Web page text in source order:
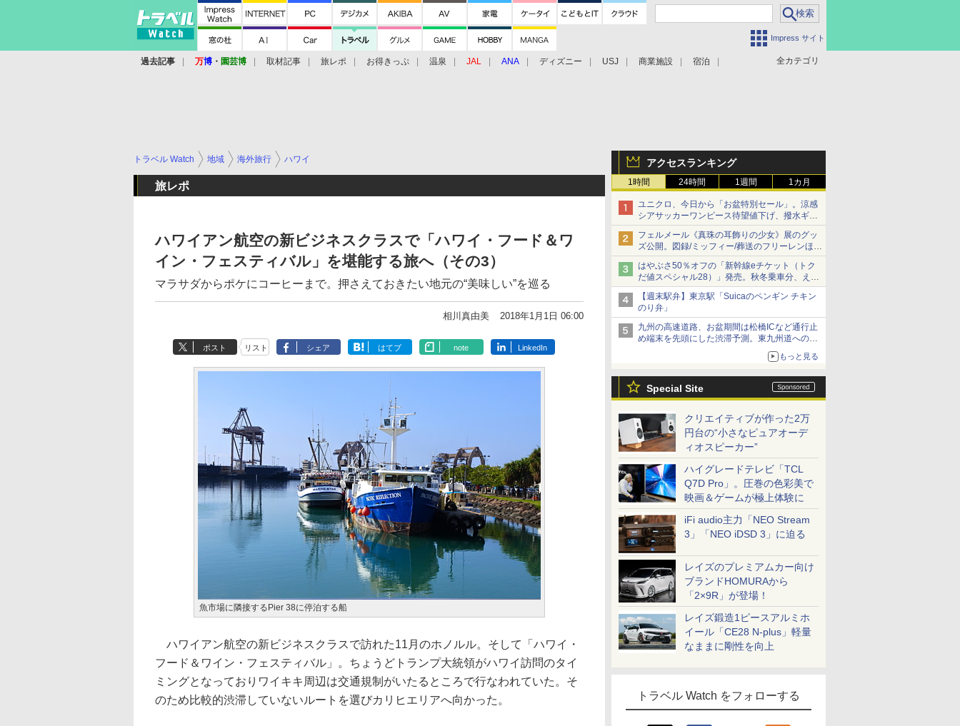
Impress サイト
全カテゴリ
過去記事 万博 ・ 園芸博 取材記事 旅レポ お得きっぷ 温泉 JAL ANA ディズニー USJ 商業施設 宿泊
アクセスランキング
1時間 24時間 1週間 1カ月
ユニクロ、今日から「お盆特別セール」。涼感
シアサッカーワンピース待望値下げ、撥水ギア
ショーツは1990円に
フェルメール《真珠の耳飾りの少女》展のグッ
ズ公開。図録/ミッフィー/葬送のフリーレンほ
か、注目ブランドコラボが実現
はやぶさ50％オフの「新幹線eチケット（トク
だ値スペシャル28）」発売。秋冬乗車分、えき
ねっと限定
【週末駅弁】東京駅「Suicaのペンギン チキン
のり弁」
九州の高速道路、お盆期間は松橋ICなど通行止
め端末を先頭にした渋滞予測。東九州道への迂
もっと見る
Special Site
クリエイティブが作った2万
円台の“小さなピュアオーデ
ィオスピーカー”
ハイグレードテレビ「TCL
Q7D Pro」。圧巻の色彩美で
映画＆ゲームが極上体験に
iFi audio主力「NEO Stream
3」「NEO iDSD 3」に迫る
レイズのプレミアムカー向け
ブランドHOMURAから
「2×9R」が登場！
レイズ鍛造1ピースアルミホ
イール「CE28 N-plus」軽量
なままに剛性を向上
トラベル Watch をフォローする
トラベル Watch 地域 海外旅行 ハワイ
旅レポ
ハワイアン航空の新ビジネスクラスで「ハワイ・フード＆ワ
イン・フェスティバル」を堪能する旅へ（その3）
マラサダからポケにコーヒーまで。押さえておきたい地元の“美味しい”を巡る
相川真由美 2018年1月1日 06:00
ポスト リスト シェア はてブ note LinkedIn
魚市場に隣接するPier 38に停泊する船
ハワイアン航空の新ビジネスクラスで訪れた11月のホノルル。そして「ハワイ・
フード＆ワイン・フェスティバル」。ちょうどトランプ大統領がハワイ訪問のタイ
ミングとなっておりワイキキ周辺は交通規制がいたるところで行なわれていた。そ
のため比較的渋滞していないルートを選びカリヒエリアへ向かった。